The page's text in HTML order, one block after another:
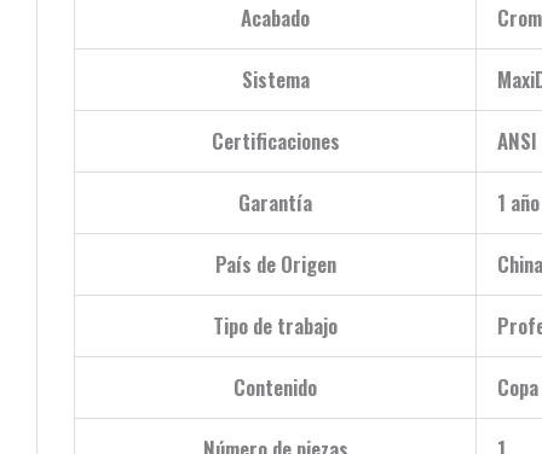
Acabado
Sistema
Certificaciones
Garantía 1 año
País de Origen China
Tipo de trabajo
Contenido